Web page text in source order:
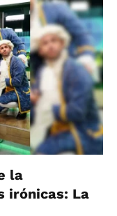
la
irónicas: La